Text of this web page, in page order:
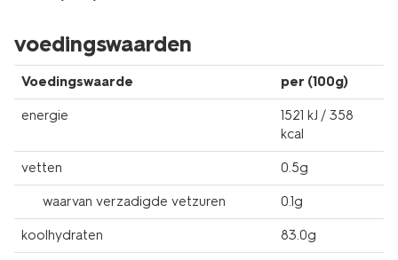
voedingswaarden
Voedingswaarde per (100g)
energie
1521 kJ / 358
kcal
vetten 0.5g
waarvan verzadigde vetzuren 0.1g
koolhydraten 83.0g